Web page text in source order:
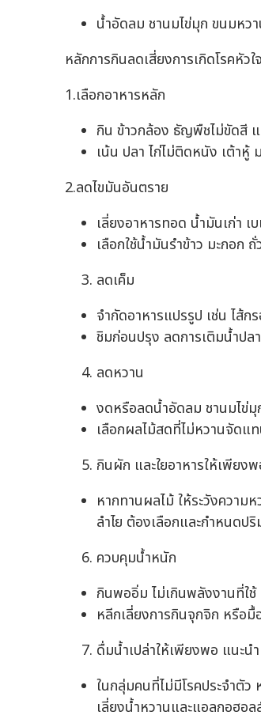
น้ำอัดลม ชานมไข่มุก ขนมหวา
หลักการกินลดเสี่ยงการเกิดโรคหัว
1.เลือกอาหารหลัก
กิน ข้าวกล้อง ธัญพืชไม่ขัดสี
เน้น ปลา ไก่ไม่ติดหนัง เต้า
2.ลดไขมันอันตราย
เลี่ยงอาหารทอด น้ำมันเก่า เ
เลือกใช้น้ำมันรำข้าว มะกอก
ลดเค็ม
จำกัดอาหารแปรรูป เช่น ไส้ก
ชิมก่อนปรุง ลดการเติมน้ำปล
ลดหวาน
งดหรือลดน้ำอัดลม ชานมไข่
เลือกผลไม้สดที่ไม่หวานจัดแ
กินผัก และใยอาหารให้เพียง
หากทานผลไม้ ให้ระวังความ
ลำไย ต้องเลือกและกำหนดป
ควบคุมน้ำหนัก
กินพออิ่ม ไม่เกินพลังงานที่ใช้
หลีกเลี่ยงการกินจุกจิก หรือมื้
ดื่มน้ำเปล่าให้เพียงพอ แนะน
ในกลุ่มคนที่ไม่มีโรคประจำตัว
เลี่ยงน้ำหวานและแอลกอฮอล